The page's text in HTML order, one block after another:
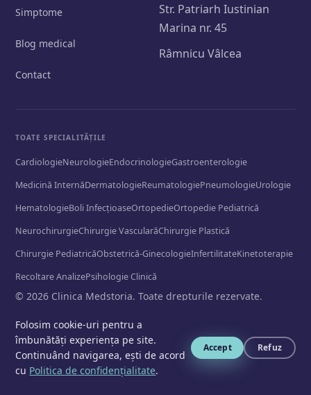
Simptome
Blog medical
Contact
Str. Patriarh Iustinian
Marina nr. 45
Râmnicu Vâlcea
TOATE SPECIALITĂȚILE
CardiologieNeurologieEndocrinologieGastroenterologie
Medicină InternăDermatologieReumatologiePneumologieUrologie
HematologieBoli InfecțioaseOrtopedieOrtopedie Pediatrică
NeurochirurgieChirurgie VascularăChirurgie Plastică
Chirurgie PediatricăObstetrică-GinecologieInfertilitateKinetoterapie
Recoltare AnalizePsihologie Clinică
© 2026 Clinica Medstoria. Toate drepturile rezervate.
📞
Folosim cookie-uri pentru a
îmbunătăți experiența pe site.
Continuând navigarea, ești de acord
cu Politica de confidențialitate.
Accept Refuz